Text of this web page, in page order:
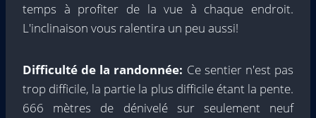
temps à profiter de la vue à chaque endroit.
L'inclinaison vous ralentira un peu aussi!
Difficulté de la randonnée: Ce sentier n'est pas
trop difficile, la partie la plus difficile étant la pente.
666 mètres de dénivelé sur seulement neuf